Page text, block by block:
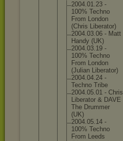
2004.01.23 -
100% Techno
From London
(Chris Liberator)
2004.03.06 - Matt
Handy (UK)
2004.03.19 -
100% Techno
From London
(Julian Liberator)
2004.04.24 -
Techno Tribe
2004.05.01 - Chris
Liberator & DAVE
The Drummer
(UK)
2004.05.14 -
100% Techno
From Leeds